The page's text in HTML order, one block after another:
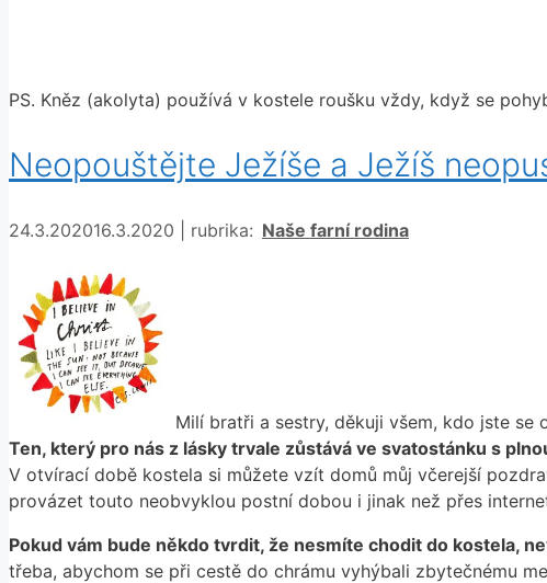
PS. Kněz (akolyta) používá v kostele roušku vždy, když se
Neopouštějte Ježíše a Ježíš
24.3.202016.3.2020 rubrika: Rubriky
Naše farní rodina
Milí bratři a sestry, děkuji všem, kdo jste
Ten, který pro nás z lásky trvale zůstává ve svatostánku s
V otvírací době kostela si můžete vzít domů můj včerejší
provázet touto neobvyklou postní dobou i jinak než přes
Pokud vám bude někdo tvrdit, že nesmíte chodit do kostela,
třeba, abychom se při cestě do chrámu vyhýbali zbytečnému